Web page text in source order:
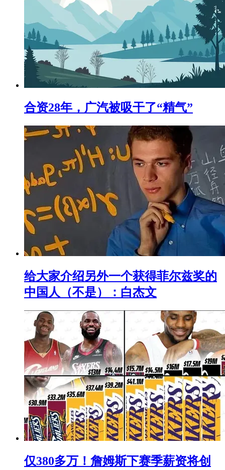
合资28年，广汽被吸干了“精气”
给大家介绍另外一个获得菲尔兹奖的
中国人（不是）：白杰文
仅380多万！詹姆斯下赛季薪资将创